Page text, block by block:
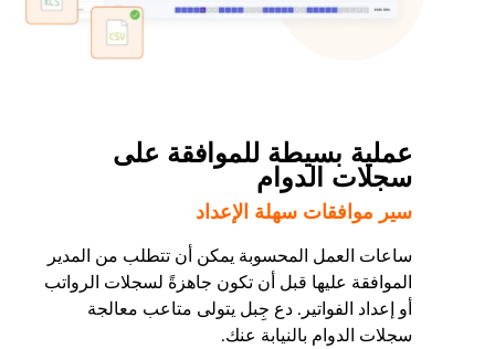
عملية بسيطة للموافقة على
سجلات الدوام
سير موافقات سهلة الإعداد
ساعات العمل المحسوبة يمكن أن تتطلب من المدير
الموافقة عليها قبل أن تكون جاهزةً لسجلات الرواتب
أو إعداد الفواتير. دع جِبل يتولى متاعب معالجة
سجلات الدوام بالنيابة عنك.